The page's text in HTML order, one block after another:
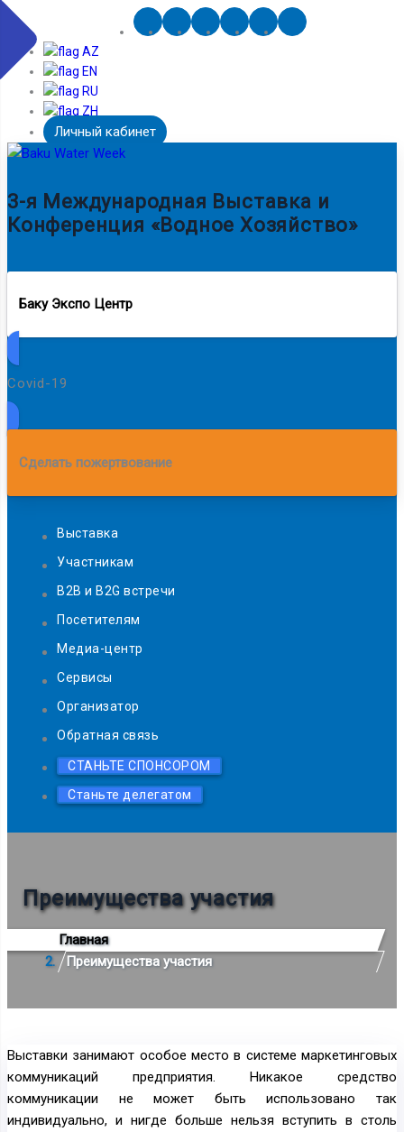
AZ
EN
RU
ZH
Личный кабинет
3-я Международная Выставка и
Конференция «Водное Хозяйство»
Баку Экспо Центр
Covid-19
Сделать пожертвование
Выставка
Участникам
B2B и B2G встречи
Посетителям
Медиа-центр
Сервисы
Организатор
Обратная связь
СТАНЬТЕ СПОНСОРОМ
Станьте делегатом
Преимущества участия
Главная
Преимущества участия
Выставки занимают особое место в системе маркетинговых
коммуникаций предприятия. Никакое средство
коммуникации не может быть использовано так
индивидуально, и нигде больше нельзя вступить в столь